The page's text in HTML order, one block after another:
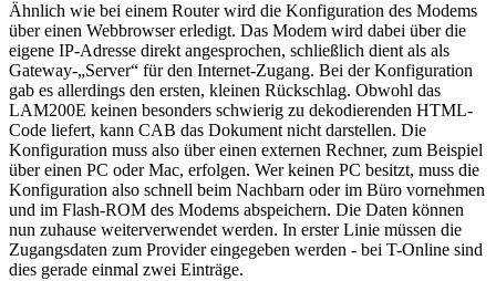
Ähnlich wie bei einem Router wird die Konfiguration des Modems
über einen Webbrowser erledigt. Das Modem wird dabei über die
eigene IP-Adresse direkt angesprochen, schließlich dient als als
Gateway-„Server“ für den Internet-Zugang. Bei der Konfiguration
gab es allerdings den ersten, kleinen Rückschlag. Obwohl das
LAM200E keinen besonders schwierig zu dekodierenden HTML-
Code liefert, kann CAB das Dokument nicht darstellen. Die
Konfiguration muss also über einen externen Rechner, zum Beispiel
über einen PC oder Mac, erfolgen. Wer keinen PC besitzt, muss die
Konfiguration also schnell beim Nachbarn oder im Büro vornehmen
und im Flash-ROM des Modems abspeichern. Die Daten können
nun zuhause weiterverwendet werden. In erster Linie müssen die
Zugangsdaten zum Provider eingegeben werden - bei T-Online sind
dies gerade einmal zwei Einträge.